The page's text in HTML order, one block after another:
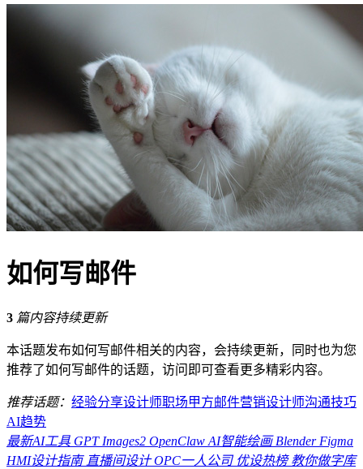
如何写邮件
3 篇内容持续更新
本话题发布如何写邮件相关的内容，会持续更新，同时也为您
推荐了如何写邮件的话题，访问即可查看更多精彩内容。
推荐话题： 经验分享设计师职场甲方邮件营销设计师沟通技巧
AI趋势
最新AI工具 GPT Images2 OpenClaw AI智能绘画BlenderFigma
HMI设计指南直播间设计OPC一人公司优设热榜教你做字库